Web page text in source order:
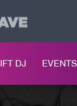
DJ EVENTS